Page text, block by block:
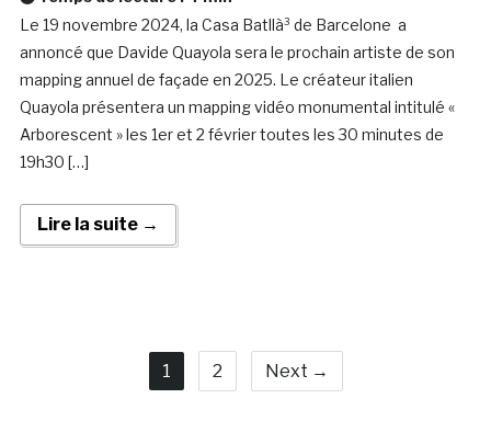
Le 19 novembre 2024, la Casa Batllà³ de Barcelone a
annoncé que Davide Quayola sera le prochain artiste de son
mapping annuel de façade en 2025. Le créateur italien
Quayola présentera un mapping vidéo monumental intitulé «
Arborescent » les 1er et 2 février toutes les 30 minutes de
19h30 […]
Lire la suite →
1 2 Next →